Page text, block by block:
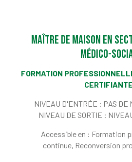
Maître de maison en
médico-
FORMATION
CERTIFIANTE
NIVEAU D'ENTRÉE : PAS DE
NIVEAU DE SORTIE :
Accessible en : Formation
continue, Reconversion